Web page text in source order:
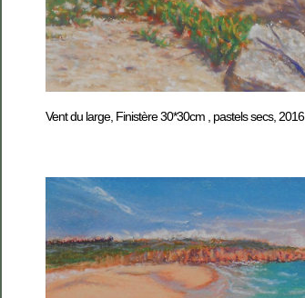
Vent du large, Finistère 30*30cm , pastels secs, 2016